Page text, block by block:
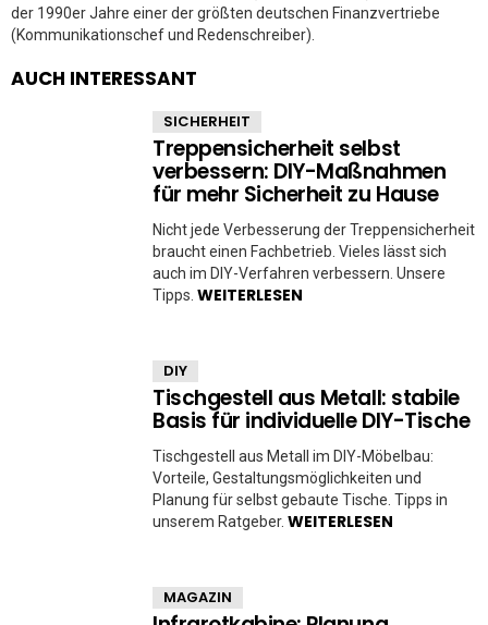
der 1990er Jahre einer der größten deutschen Finanzvertriebe
(Kommunikationschef und Redenschreiber).
AUCH INTERESSANT
SICHERHEIT
Treppensicherheit selbst
verbessern: DIY-Maßnahmen
für mehr Sicherheit zu Hause
Nicht jede Verbesserung der Treppensicherheit
braucht einen Fachbetrieb. Vieles lässt sich
auch im DIY-Verfahren verbessern. Unsere
Tipps. WEITERLESEN
DIY
Tischgestell aus Metall: stabile
Basis für individuelle DIY-Tische
Tischgestell aus Metall im DIY-Möbelbau:
Vorteile, Gestaltungsmöglichkeiten und
Planung für selbst gebaute Tische. Tipps in
unserem Ratgeber. WEITERLESEN
MAGAZIN